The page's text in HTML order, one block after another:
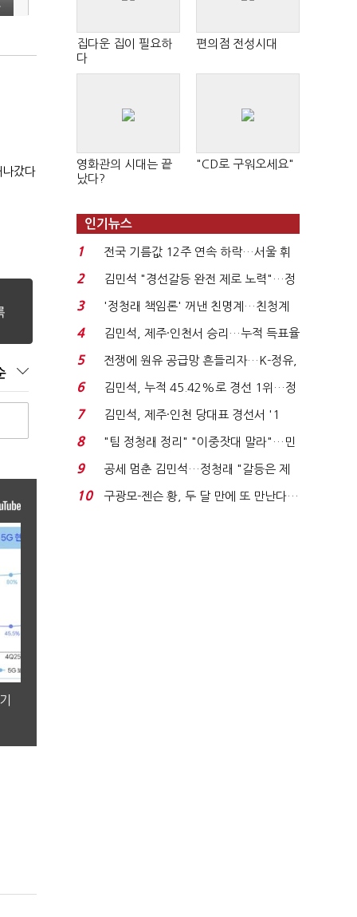
갔다
집다운 집이 필요하
다
편의점 전성시대
영화관의 시대는 끝
났다?
"CD로 구워오세요"
인기뉴스
1
전국 기름값 12주 연속 하락…서울 휘
발윳값 1909원...
2
김민석 "경선갈등 완전 제로 노력"…정
청래 "반명 공세 사...
3
'정청래 책임론' 꺼낸 친명계…친청계
는 추가투표 때리기...
4
김민석, 제주·인천서 승리…누적 득표율
'1위 탈환'(종합)...
5
전쟁에 원유 공급망 흔들리자…K-정유,
에너지안보 핵심...
6
김민석, 누적 45.42%로 경선 1위…정
청래와 격차 0.86%p(...
7
김민석, 제주·인천 당대표 경선서 '1
위'(1보)...
8
"팀 정청래 정리" "이중잣대 말라"…민
주 최고위원 계파 다...
9
공세 멈춘 김민석…정청래 "갈등은 제
가 수습"
10
구광모-젠슨 황, 두 달 만에 또 만난다…